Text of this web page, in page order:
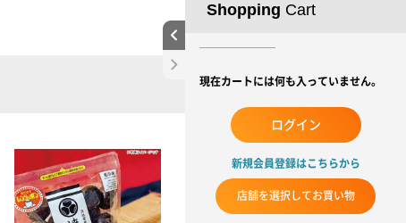
Shopping Cart
現在カートには何も入っていません。
ログイン
新規会員登録はこちらから
店舗を選択してお買い物